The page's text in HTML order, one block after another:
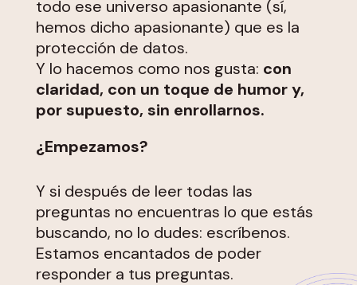
todo ese universo apasionante (sí,
hemos dicho apasionante) que es la
protección de datos.
Y lo hacemos como nos gusta: con
claridad, con un toque de humor y,
por supuesto, sin enrollarnos.
¿Empezamos?
Y si después de leer todas las
preguntas no encuentras lo que estás
buscando, no lo dudes: escríbenos.
Estamos encantados de poder
responder a tus preguntas.